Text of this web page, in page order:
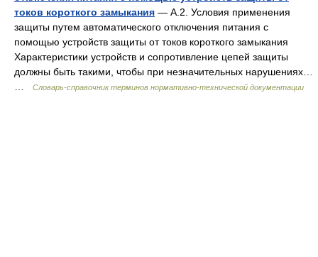
токов короткого замыкания — А.2. Условия применения
защиты путем автоматического отключения питания с
помощью устройств защиты от токов короткого замыкания
Характеристики устройств и сопротивление цепей защиты
должны быть такими, чтобы при незначительных нарушениях…
Словарь-справочник терминов нормативно-технической документации